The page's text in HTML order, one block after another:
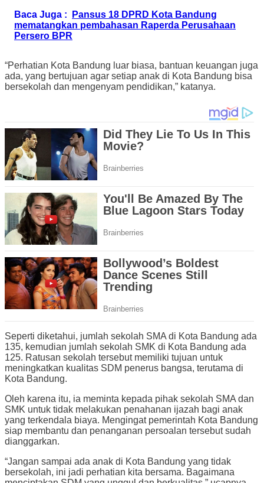
Baca Juga :
Pansus 18 DPRD Kota Bandung
mematangkan pembahasan Raperda Perusahaan
Persero BPR
“Perhatian Kota Bandung luar biasa, bantuan keuangan juga
ada, yang bertujuan agar setiap anak di Kota Bandung bisa
bersekolah dan mengenyam pendidikan,” katanya.
Seperti diketahui, jumlah sekolah SMA di Kota Bandung ada
135, kemudian jumlah sekolah SMK di Kota Bandung ada
125. Ratusan sekolah tersebut memiliki tujuan untuk
meningkatkan kualitas SDM penerus bangsa, terutama di
Kota Bandung.
Oleh karena itu, ia meminta kepada pihak sekolah SMA dan
SMK untuk tidak melakukan penahanan ijazah bagi anak
yang terkendala biaya. Mengingat pemerintah Kota Bandung
siap membantu dan penanganan persoalan tersebut sudah
dianggarkan.
“Jangan sampai ada anak di Kota Bandung yang tidak
bersekolah, ini jadi perhatian kita bersama. Bagaimana